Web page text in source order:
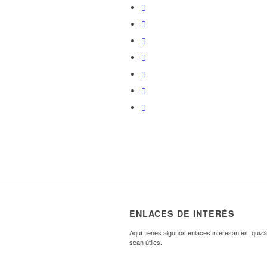
ENLACES DE INTERÉS
Aquí tienes algunos enlaces interesantes,
sean útiles.